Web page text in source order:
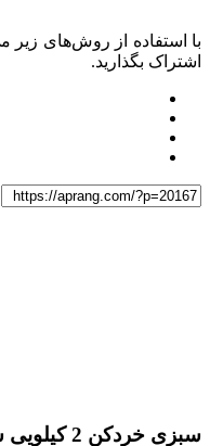
با استفاده از روش‌های زیر
اشتراک بگذارید.